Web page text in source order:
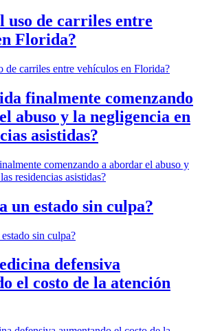
uso de carriles entre
Florida?
finalmente comenzando
abuso y la negligencia en
asistidas?
un estado sin culpa?
defensiva
el costo de la atención